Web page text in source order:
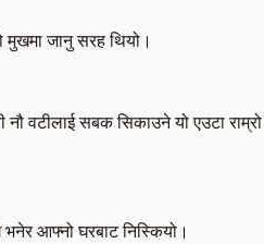
मुखमा जानु सरह थियो।
नौ वटीलाई सबक सिकाउने यो एउटा राम्रो
आफ्नो घरबाट निस्कियो।